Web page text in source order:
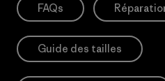
FAQs
Guide des tailles